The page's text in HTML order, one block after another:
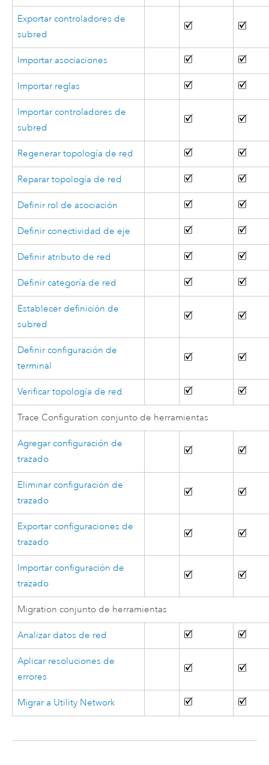
Exportar controladores de
subred
Importar asociaciones
Importar reglas
Importar controladores de
subred
Regenerar topología de red
Reparar topología de red
Definir rol de asociación
Definir conectividad de eje
Definir atributo de red
Definir categoría de red
Establecer definición de
subred
Definir configuración de
terminal
Verificar topología de red
Trace Configuration conjunto de herramientas
Agregar configuración de
trazado
Eliminar configuración de
trazado
Exportar configuraciones de
trazado
Importar configuración de
trazado
Migration conjunto de herramientas
Analizar datos de red
Aplicar resoluciones de
errores
Migrar a Utility Network